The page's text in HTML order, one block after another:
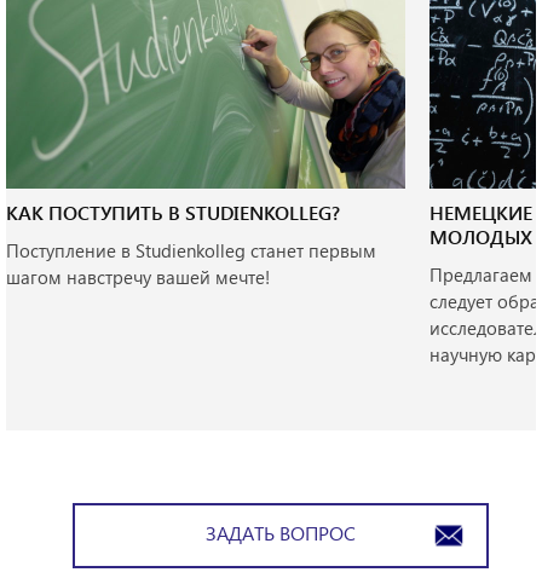
КАК ПОСТУПИТЬ В STUDIENKOLLEG?
Поступление в Studienkolleg станет первым
шагом навстречу вашей мечте!
МОЛОДЫХ
Предлагаем
следует
научную
ЗАДАТЬ ВОПРОС